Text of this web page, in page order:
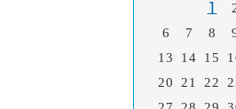
1
6
7 8
13
14 15
20
21 22